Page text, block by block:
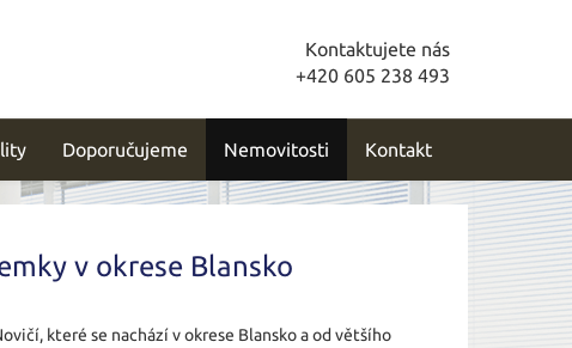
Kontaktujete nás
+420 605 238 493
Doporučujeme Nemovitosti Kontakt
v okrese Blansko
které se nachází v okrese Blansko a od většího